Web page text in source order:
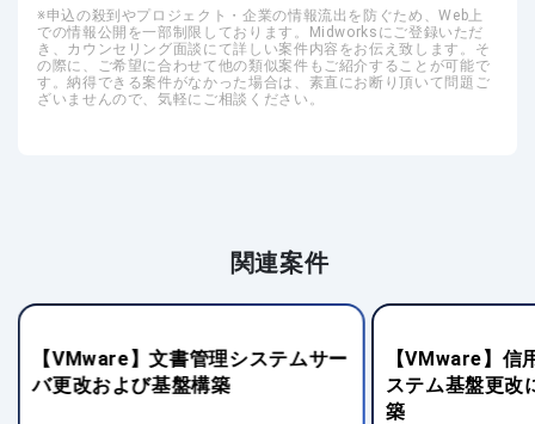
申込の殺到やプロジェクト・企業の情報流出を防ぐため、Web上
での情報公開を一部制限しております。Midworksにご登録いただ
き、カウンセリング面談にて詳しい案件内容をお伝え致します。そ
の際に、ご希望に合わせて他の類似案件もご紹介することが可能で
す。納得できる案件がなかった場合は、素直にお断り頂いて問題ご
ざいませんので、気軽にご相談ください。
関連案件
【VMware】文書管理システムサー
バ更改および基盤構築
【VMware】信
ステム基盤更改
築